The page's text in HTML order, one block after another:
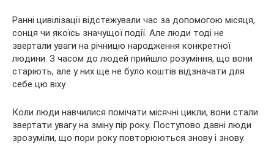
Ранні цивілізації відстежували час за допомогою місяця,
сонця чи якоїсь значущої події. Але люди тоді не
звертали уваги на річницю народження конкретної
людини. З часом до людей прийшло розуміння, що вони
старіють, але у них ще не було коштів відзначати для
себе цю віху.
Коли люди навчилися помічати місячні цикли, вони стали
звертати увагу на зміну пір року. Поступово давні люди
зрозуміли, що пори року повторюються знову і знову.